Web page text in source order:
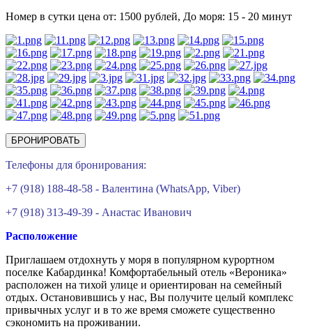
Номер в сутки цена от: 1500 рублей, До моря: 15 - 20 минут
БРОНИРОВАТЬ
Телефоны для бронирования:
+7 (918) 188-48-58 - Валентина (WhatsApp, Viber)
+7 (918) 313-49-39 - Анастас Иванович
Расположение
Приглашаем отдохнуть у моря в популярном курортном
поселке Кабардинка! Комфортабельный отель «Вероника»
расположен на тихой улице и ориентирован на семейный
отдых. Остановившись у нас, Вы получите целый комплекс
привычных услуг и в то же время сможете существенно
сэкономить на проживании.